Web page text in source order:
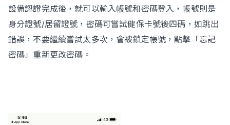
設備認證完成後，就可以輸入帳號和密碼登入，帳號則是
身分證號/居留證號，密碼可嘗試健保卡號後四碼，如跳出
錯誤，不要繼續嘗試太多次，會被鎖定帳號，點擊「忘記
密碼」重新更改密碼。